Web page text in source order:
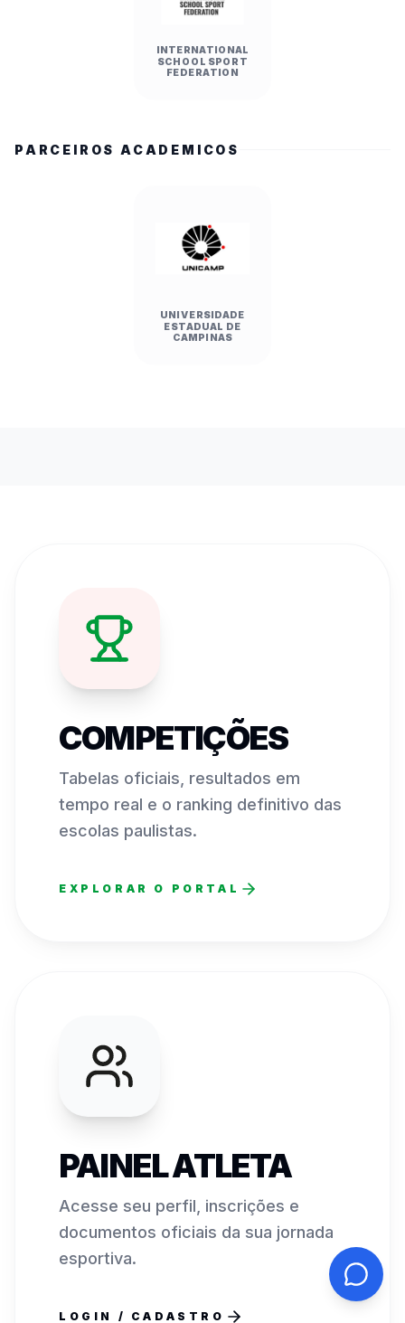
INTERNATIONAL
SCHOOL SPORT
FEDERATION
PARCEIROS ACADEMICOS
UNIVERSIDADE
ESTADUAL DE
CAMPINAS
COMPETIÇÕES
Tabelas oficiais, resultados em
tempo real e o ranking definitivo das
escolas paulistas.
EXPLORAR O PORTAL
PAINEL ATLETA
Acesse seu perfil, inscrições e
documentos oficiais da sua jornada
esportiva.
LOGIN / CADASTRO